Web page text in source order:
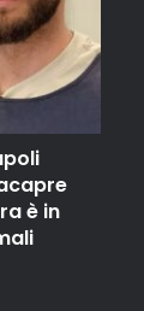
è in